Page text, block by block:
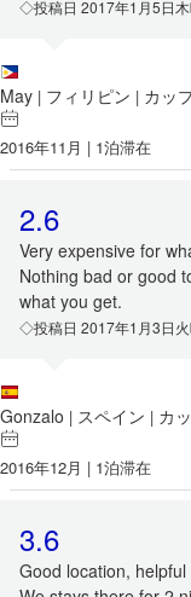
◇投稿日 2017年1月5日
May | フィリピン | カッ
2016年11月 | 1泊滞在
2.6
Very expensive for
Nothing bad or good
what you get.
◇投稿日 2017年1月3日
Gonzalo | スペイン | カ
2016年12月 | 1泊滞在
3.6
Good location, helpful